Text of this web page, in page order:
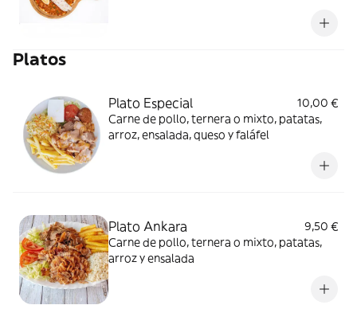
Platos
Plato Especial
10,00 €
Carne de pollo, ternera o mixto, patatas,
arroz, ensalada, queso y faláfel
Plato Ankara
9,50 €
Carne de pollo, ternera o mixto, patatas,
arroz y ensalada